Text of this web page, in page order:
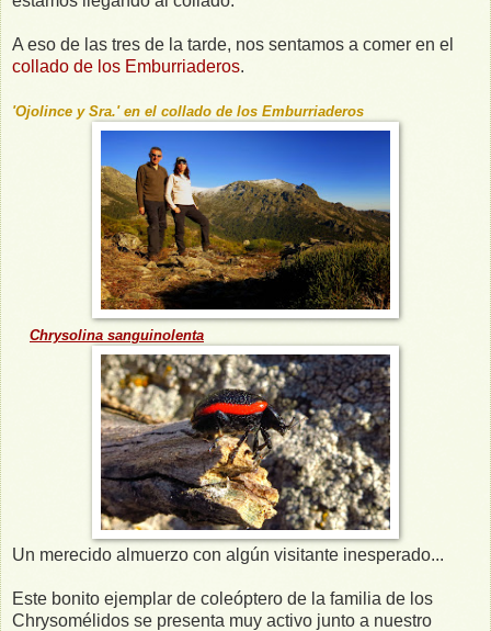
A eso de las tres de la tarde, nos sentamos a comer en el
collado de los Emburriaderos.
'Ojolince y Sra.' en el collado de los Emburriaderos
Chrysolina sanguinolenta
Un merecido almuerzo con algún visitante inesperado...
Este bonito ejemplar de coleóptero de la familia de los
Chrysomélidos se presenta muy activo junto a nuestro